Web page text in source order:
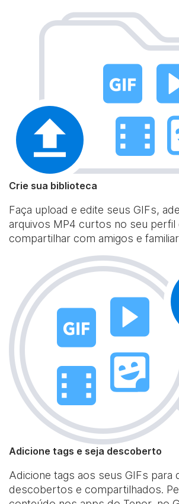
Crie sua biblioteca
Faça upload e edite seus GIFs,
arquivos MP4 curtos no seu perfil
compartilhar com amigos e
Adicione tags e seja descoberto
Adicione tags aos seus GIFs para
descobertos e compartilhados.